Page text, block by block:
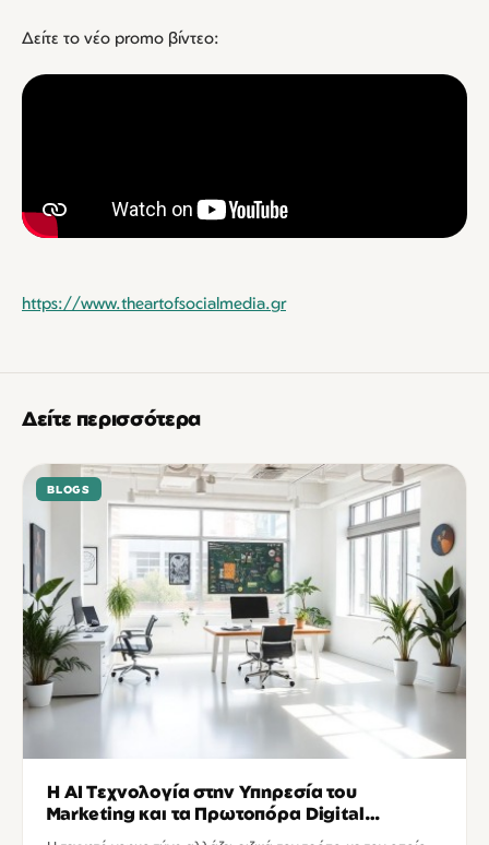
Δείτε το νέο promo βίντεο:
https://www.theartofsocialmedia.gr
Δείτε περισσότερα
BLOGS
Η AI Τεχνολογία στην Υπηρεσία του
Marketing και τα Πρωτοπόρα Digital
Agencies